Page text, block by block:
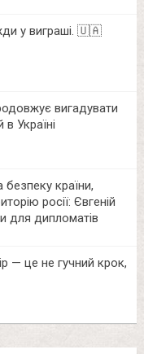
у виграші. 🇺🇦
вигадувати
в Україні
країни,
росії: Євгеній
для дипломатів
— це не гучний крок,